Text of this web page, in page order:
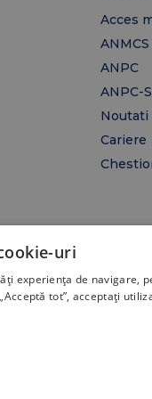
Acces
ANMCS
ANPC
ANPC-
Noutati
Cariere
Toate drepturile
uri
experiența de navigare,
tot”, acceptați